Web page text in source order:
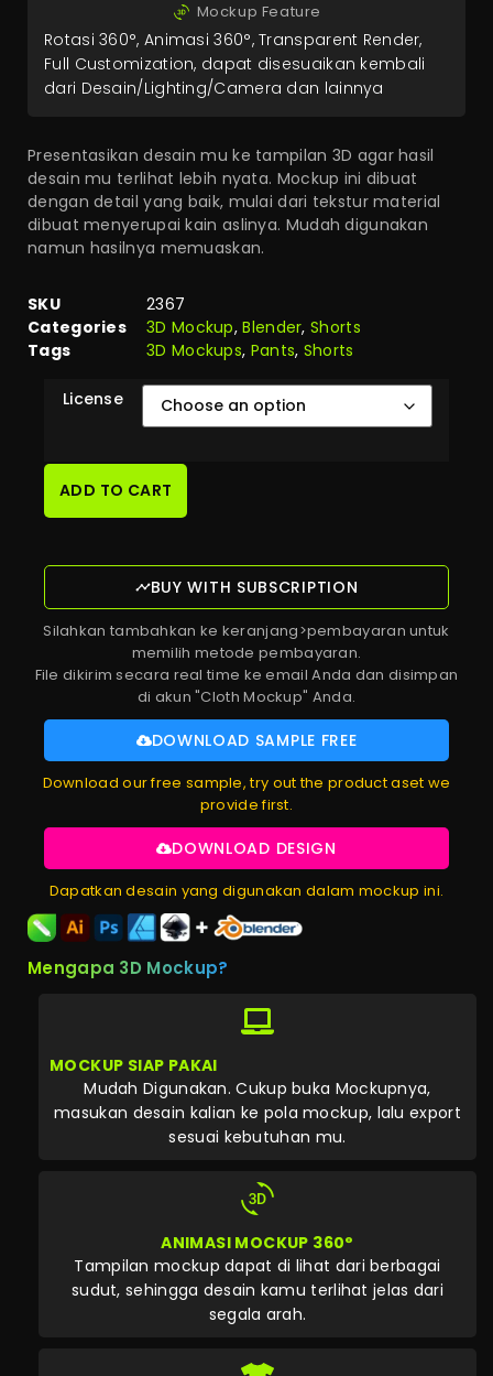
Mockup Feature
Rotasi 360°, Animasi 360°, Transparent Render,
Full Customization, dapat disesuaikan kembali
dari Desain/Lighting/Camera dan lainnya
Presentasikan desain mu ke tampilan 3D agar hasil
desain mu terlihat lebih nyata. Mockup ini dibuat
dengan detail yang baik, mulai dari tekstur material
dibuat menyerupai kain aslinya. Mudah digunakan
namun hasilnya memuaskan.
SKU
2367
Categories
3D Mockup,Blender,Shorts
Tags
3D Mockups, Pants, Shorts
License
ADD TO CART
BUY WITH SUBSCRIPTION
Silahkan tambahkan ke keranjang>pembayaran untuk
memilih metode pembayaran.
File dikirim secara real time ke email Anda dan disimpan
di akun "Cloth Mockup" Anda.
DOWNLOAD SAMPLE FREE
Download our free sample, try out the product aset we
provide first.
DOWNLOAD DESIGN
Dapatkan desain yang digunakan dalam mockup ini.
Mengapa 3D Mockup?
MOCKUP SIAP PAKAI
Mudah Digunakan. Cukup buka Mockupnya,
masukan desain kalian ke pola mockup, lalu export
sesuai kebutuhan mu.
ANIMASI MOCKUP 360°
Tampilan mockup dapat di lihat dari berbagai
sudut, sehingga desain kamu terlihat jelas dari
segala arah.